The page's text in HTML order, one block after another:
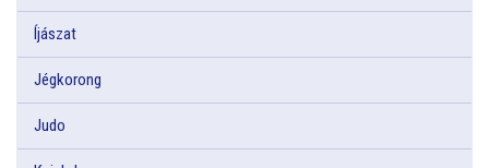
Íjászat
Jégkorong
Judo